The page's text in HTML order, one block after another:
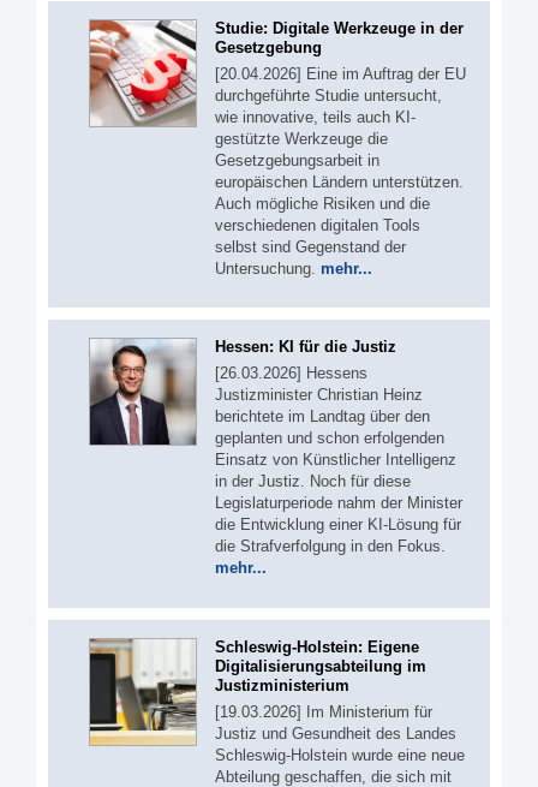
Studie: Digitale Werkzeuge in der
Gesetzgebung
[20.04.2026] Eine im Auftrag der EU
durchgeführte Studie untersucht,
wie innovative, teils auch KI-
gestützte Werkzeuge die
Gesetzgebungsarbeit in
europäischen Ländern unterstützen.
Auch mögliche Risiken und die
verschiedenen digitalen Tools
selbst sind Gegenstand der
Untersuchung. mehr...
Hessen: KI für die Justiz
[26.03.2026] Hessens
Justizminister Christian Heinz
berichtete im Landtag über den
geplanten und schon erfolgenden
Einsatz von Künstlicher Intelligenz
in der Justiz. Noch für diese
Legislaturperiode nahm der Minister
die Entwicklung einer KI-Lösung für
die Strafverfolgung in den Fokus.
mehr...
Schleswig-Holstein: Eigene
Digitalisierungsabteilung im
Justizministerium
[19.03.2026] Im Ministerium für
Justiz und Gesundheit des Landes
Schleswig-Holstein wurde eine neue
Abteilung geschaffen, die sich mit